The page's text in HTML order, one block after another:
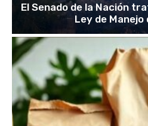
El Senado de la Nación
Ley de Manejo